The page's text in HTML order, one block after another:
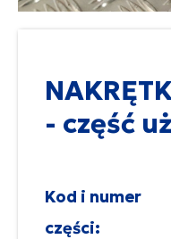
- część
Kod i numer
części: